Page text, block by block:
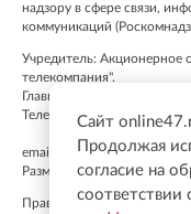
надзору в сфере связи,
коммуникаций
Учредитель: Акционерное
телекомпания".
Главный редактор:
Телефон: +7 (812) 640-6114
email:
info@online47.ru
Размещение рекламы
Правила применения
Сайт
Продолжая
согласие на
соответствии